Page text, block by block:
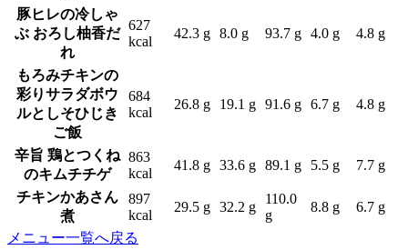
豚ヒレの冷しゃ
ぶ おろし柚香だ
れ
627
kcal
42.3 g 8.0 g 93.7 g 4.0 g 4.8 g
もろみチキンの
彩りサラダボウ
ルとしそひじき
ご飯
684
kcal
26.8 g 19.1 g 91.6 g 6.7 g 4.8 g
辛旨 鶏とつくね
のキムチチゲ
863
kcal
41.8 g 33.6 g 89.1 g 5.5 g 7.7 g
チキンかあさん
煮
897
kcal
29.5 g 32.2 g
110.0
g
8.8 g
6.7 g
メニュー一覧へ戻る